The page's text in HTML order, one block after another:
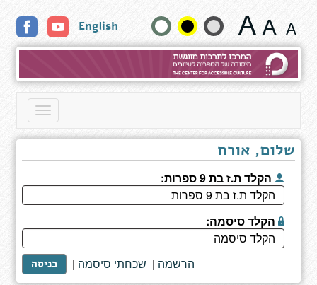
חיפוש
שנה
גודל
טקסט
English
Toggle
שלום, אורח
הקלד ת.ז בת 9 ספרות:
הקלד סיסמה:
כניסה | שכחתי סיסמה | הרשמה